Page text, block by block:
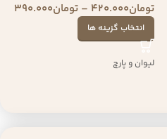
تومان420.000
– تومان390.000
انتخاب گزینه ها
لیوان و پارچ